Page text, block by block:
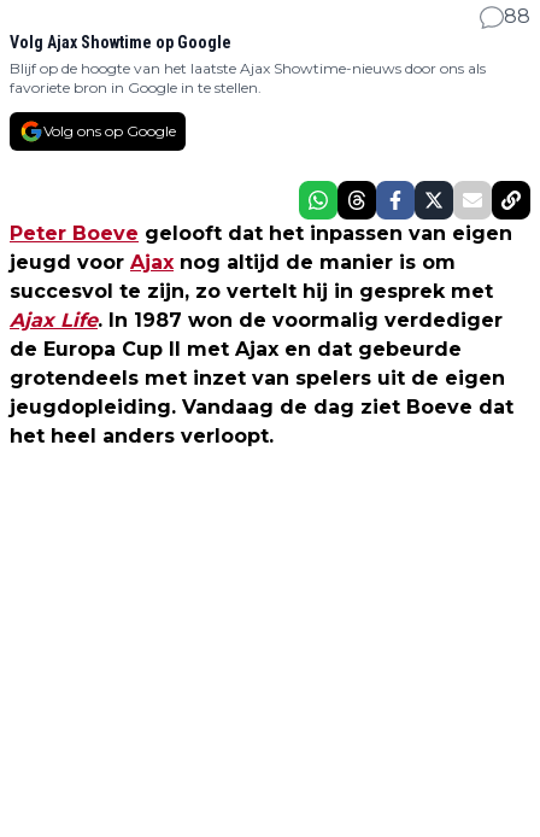
88
Volg Ajax Showtime op Google
Blijf op de hoogte van het laatste Ajax Showtime-nieuws door ons als
favoriete bron in Google in te stellen.
Volg ons op Google
Peter Boeve gelooft dat het inpassen van eigen
jeugd voor Ajax nog altijd de manier is om
succesvol te zijn, zo vertelt hij in gesprek met
Ajax Life. In 1987 won de voormalig verdediger
de Europa Cup II met Ajax en dat gebeurde
grotendeels met inzet van spelers uit de eigen
jeugdopleiding. Vandaag de dag ziet Boeve dat
het heel anders verloopt.